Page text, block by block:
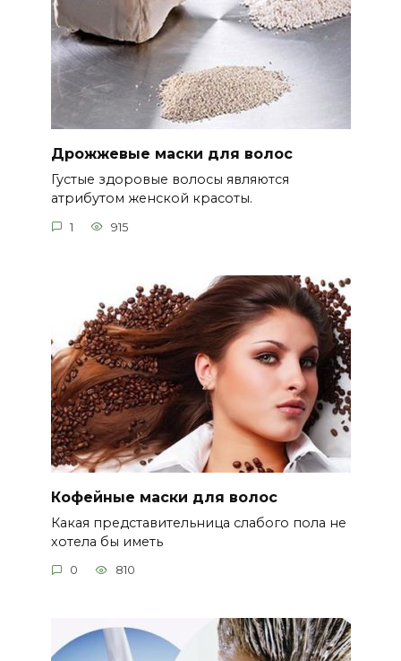
Дрожжевые маски для волос
Густые здоровые волосы являются
атрибутом женской красоты.
1 915
Кофейные маски для волос
Какая представительница слабого пола не
хотела бы иметь
0 810